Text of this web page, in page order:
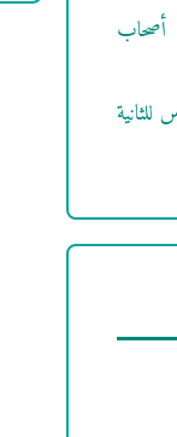
28، قصة أصحاب